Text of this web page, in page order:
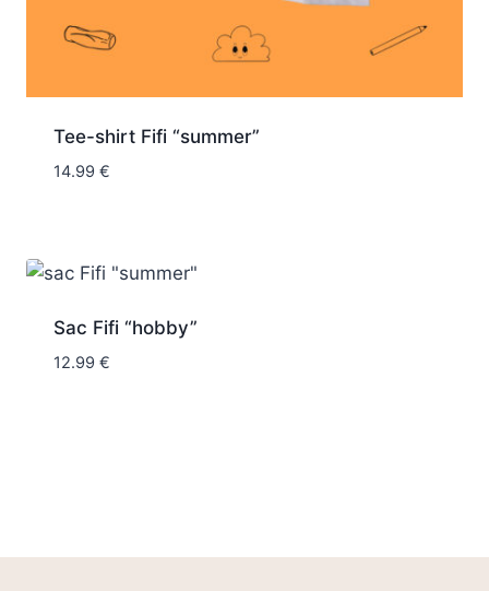
Tee-shirt Fifi “summer”
14.99 €
Sac Fifi “hobby”
12.99 €